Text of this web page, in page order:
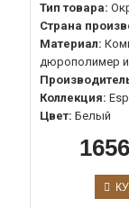
Тип товара:
Страна
Материал:
дюрополимер и
Коллекция:
Цвет: Белый